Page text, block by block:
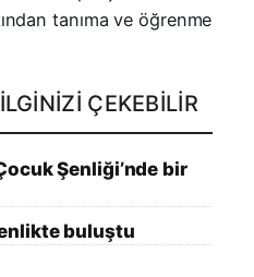
tanıma ve öğrenme
ÇEKEBILIR
Şenliği’nde bir
buluştu